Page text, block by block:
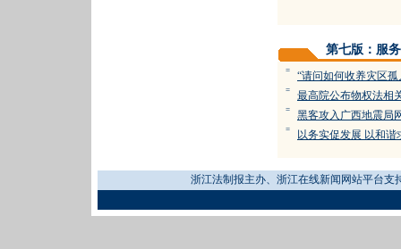
第七版：服务
= “请问如何收养灾区孤
= 最高院公布物权法相
= 黑客攻入广西地震局
= 以务实促发展 以和谐
浙江法制报主办、浙江在线新闻网站平台